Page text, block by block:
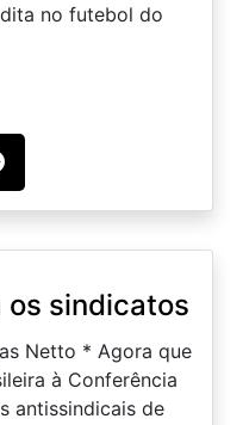
no futebol do
os sindicatos
Netto * Agora que
à Conferência
antissindicais de